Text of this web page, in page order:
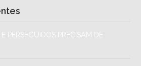
PERSEGUIDOS PRECISAM DE